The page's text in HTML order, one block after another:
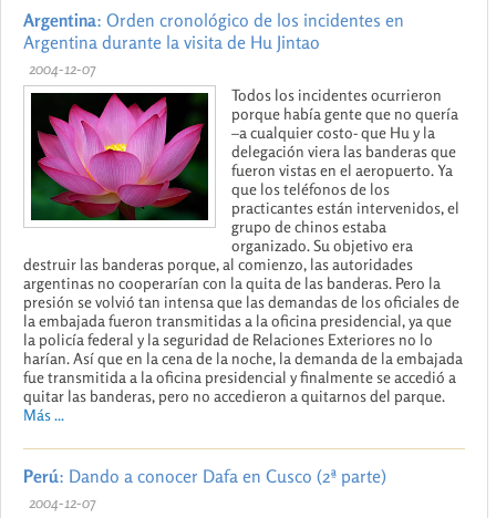
Argentina: Orden cronológico de los incidentes en
Argentina durante la visita de Hu Jintao
2004-12-07
Todos los incidentes ocurrieron
porque había gente que no quería
–a cualquier costo- que Hu y la
delegación viera las banderas que
fueron vistas en el aeropuerto. Ya
que los teléfonos de los
practicantes están intervenidos, el
grupo de chinos estaba
organizado. Su objetivo era
destruir las banderas porque, al comienzo, las autoridades
argentinas no cooperarían con la quita de las banderas. Pero la
presión se volvió tan intensa que las demandas de los oficiales de
la embajada fueron transmitidas a la oficina presidencial, ya que
la policía federal y la seguridad de Relaciones Exteriores no lo
harían. Así que en la cena de la noche, la demanda de la embajada
fue transmitida a la oficina presidencial y finalmente se accedió a
quitar las banderas, pero no accedieron a quitarnos del parque.
Más ...
Perú: Dando a conocer Dafa en Cusco (2ª parte)
2004-12-07